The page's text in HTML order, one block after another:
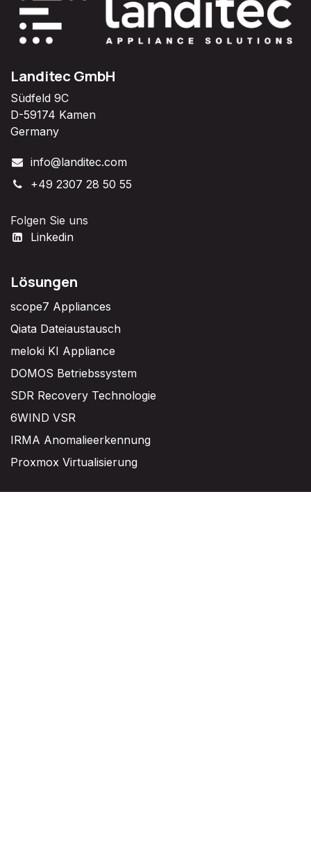
Landitec GmbH
Südfeld 9C
D-59174 Kamen
Germany
info@landitec.com
+49 2307 28 50 55
Folgen Sie uns
Linkedin
Lösungen
scope7 Appliances
Qiata Dateiaustausch
meloki KI Appliance
DOMOS Betriebssystem
SDR Recovery Technologie
6WIND VSR
IRMA Anomalieerkennung
Proxmox Virtualisierung